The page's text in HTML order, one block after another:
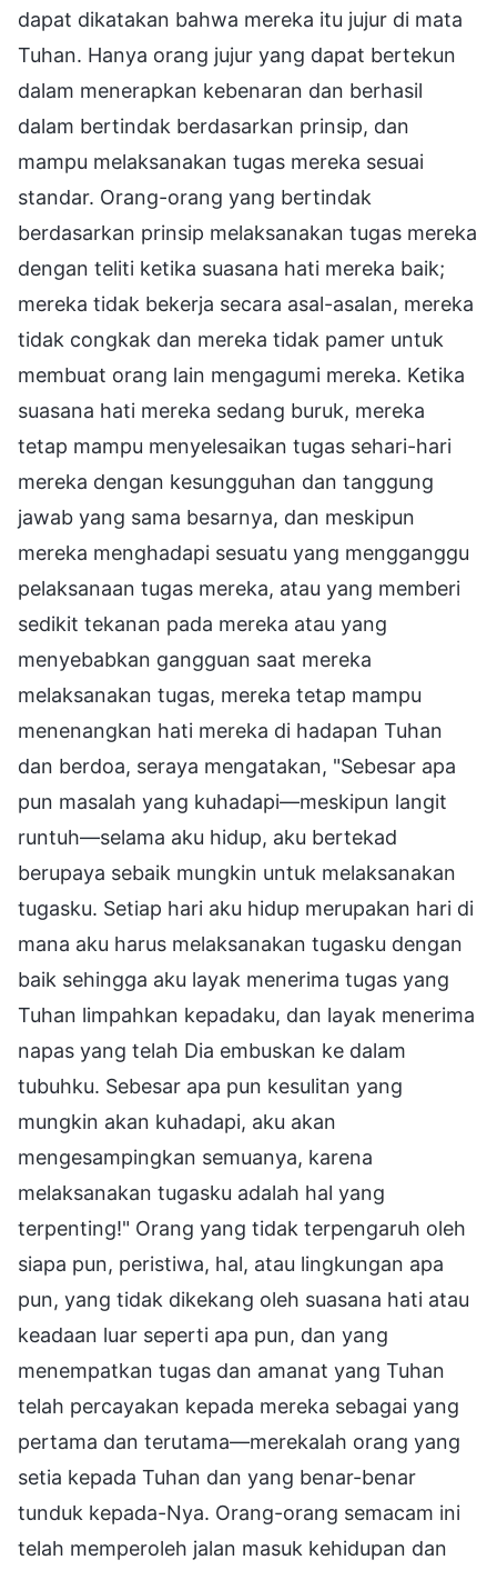
dapat dikatakan bahwa mereka itu jujur di mata
Tuhan. Hanya orang jujur yang dapat bertekun
dalam menerapkan kebenaran dan berhasil
dalam bertindak berdasarkan prinsip, dan
mampu melaksanakan tugas mereka sesuai
standar. Orang-orang yang bertindak
berdasarkan prinsip melaksanakan tugas mereka
dengan teliti ketika suasana hati mereka baik;
mereka tidak bekerja secara asal-asalan, mereka
tidak congkak dan mereka tidak pamer untuk
membuat orang lain mengagumi mereka. Ketika
suasana hati mereka sedang buruk, mereka
tetap mampu menyelesaikan tugas sehari-hari
mereka dengan kesungguhan dan tanggung
jawab yang sama besarnya, dan meskipun
mereka menghadapi sesuatu yang mengganggu
pelaksanaan tugas mereka, atau yang memberi
sedikit tekanan pada mereka atau yang
menyebabkan gangguan saat mereka
melaksanakan tugas, mereka tetap mampu
menenangkan hati mereka di hadapan Tuhan
dan berdoa, seraya mengatakan, "Sebesar apa
pun masalah yang kuhadapi—meskipun langit
runtuh—selama aku hidup, aku bertekad
berupaya sebaik mungkin untuk melaksanakan
tugasku. Setiap hari aku hidup merupakan hari di
mana aku harus melaksanakan tugasku dengan
baik sehingga aku layak menerima tugas yang
Tuhan limpahkan kepadaku, dan layak menerima
napas yang telah Dia embuskan ke dalam
tubuhku. Sebesar apa pun kesulitan yang
mungkin akan kuhadapi, aku akan
mengesampingkan semuanya, karena
melaksanakan tugasku adalah hal yang
terpenting!" Orang yang tidak terpengaruh oleh
siapa pun, peristiwa, hal, atau lingkungan apa
pun, yang tidak dikekang oleh suasana hati atau
keadaan luar seperti apa pun, dan yang
menempatkan tugas dan amanat yang Tuhan
telah percayakan kepada mereka sebagai yang
pertama dan terutama—merekalah orang yang
setia kepada Tuhan dan yang benar-benar
tunduk kepada-Nya. Orang-orang semacam ini
telah memperoleh jalan masuk kehidupan dan